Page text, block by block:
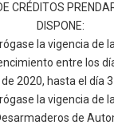
CRÉDITOS
DISPONE:
la vigencia de
entre los
2020, hasta el día
la vigencia de
de